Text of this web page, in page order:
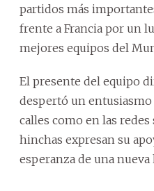
partidos más
frente a Francia por un
mejores equipos del
El presente del equipo
despertó un entusiasmo
calles como en las
hinchas expresan su
esperanza de una